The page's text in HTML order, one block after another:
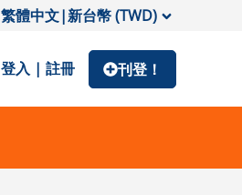
繁體中文|新台幣 (TWD)
登入 | 註冊 刊登！